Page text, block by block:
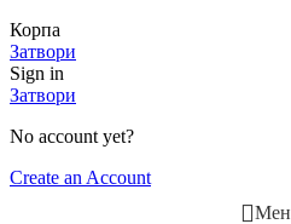
Корпа
Затвори
Sign in
Затвори
No account yet?
Create an Account